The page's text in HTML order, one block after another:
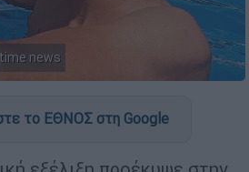
news
το ΕΘΝΟΣ στη Google